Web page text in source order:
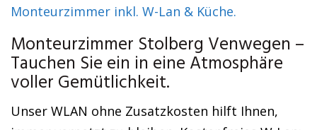
Monteurzimmer inkl. W-Lan & Küche.
Monteurzimmer Stolberg Venwegen –
Tauchen Sie ein in eine Atmosphäre
voller Gemütlichkeit.
Unser WLAN ohne Zusatzkosten hilft Ihnen,